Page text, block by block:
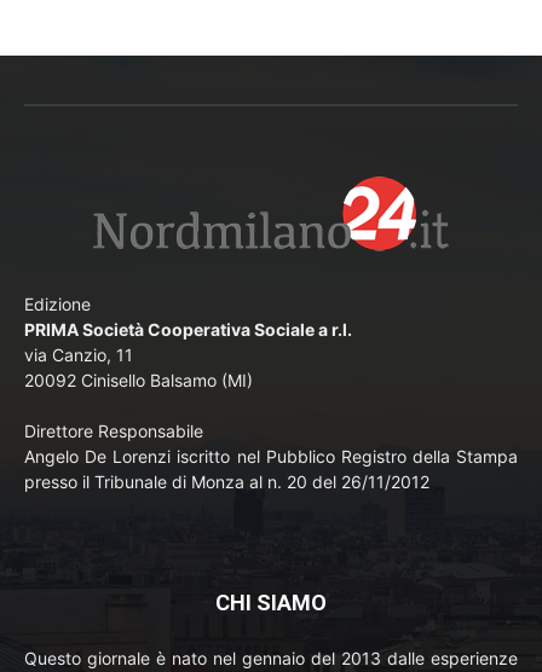
Edizione
PRIMA Società Cooperativa Sociale a r.l.
via Canzio, 11
20092 Cinisello Balsamo (MI)
Direttore Responsabile
Angelo De Lorenzi iscritto nel Pubblico Registro della Stampa
presso il Tribunale di Monza al n. 20 del 26/11/2012
CHI SIAMO
Questo giornale è nato nel gennaio del 2013 dalle esperienze